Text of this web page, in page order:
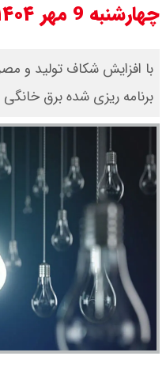
چهارشنبه 9 مهر ۱۴۰۴
با افزایش شکاف تولید و
برنامه ریزی شده برق خانگی